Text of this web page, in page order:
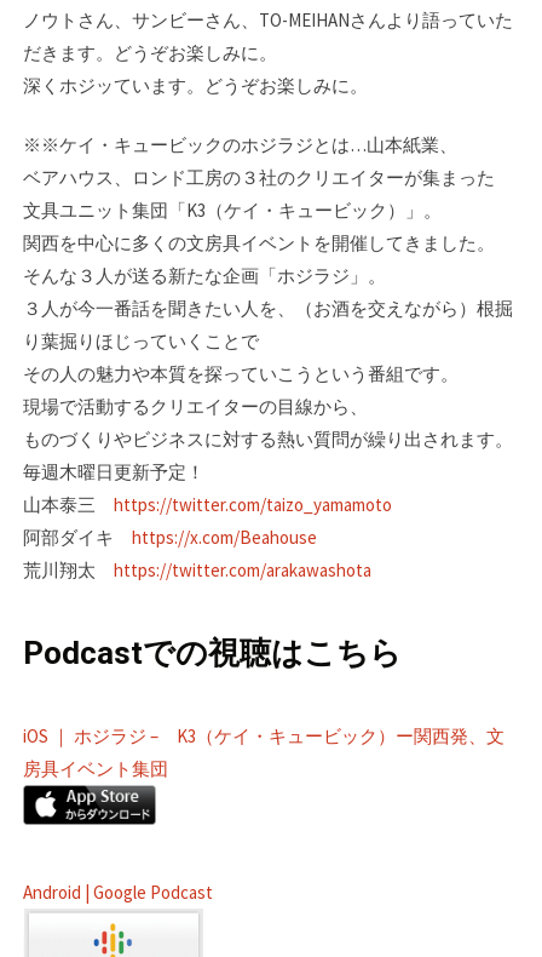
ノウトさん、サンビーさん、TO-MEIHANさんより語っていた
だきます。どうぞお楽しみに。
深くホジッています。どうぞお楽しみに。
※※ケイ・キュービックのホジラジとは…山本紙業、
ベアハウス、ロンド工房の３社のク­リエイターが集まった
文具ユニット集団「K3（ケイ・キュービック）」。
関西を中心に­多くの文房具イベントを開催してきました。
そんな３人が送る新たな企画「ホジラジ」。­
３人が今一番話を聞きたい人を、（お酒を交えながら）根掘
り葉掘りほじっていくことで
その人の魅力や本質を探っていこうという番組です。
現場で活動するクリエイターの目線­から、
ものづくりやビジネスに対する熱い質問が繰り出されます。
毎週木曜日更新予定！
山本泰三 https://twitter.com/taizo_yamamoto
阿部ダイキ https://x.com/Beahouse
荒川翔太 https://twitter.com/arakawashota
Podcastでの視聴はこちら
iOS ｜ ホジラジ – K3（ケイ・キュービック）ー関西発、文
房具イベント集団
Android | Google Podcast